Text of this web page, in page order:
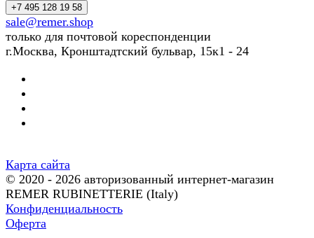
+7 495 128 19 58
sale@remer.shop
только для почтовой кореспонденции
г.Москва, Кронштадтский бульвар, 15к1 - 24
Карта сайта
© 2020 - 2026 авторизованный интернет-магазин
REMER RUBINETTERIE (Italy)
Конфиденциальность
Оферта